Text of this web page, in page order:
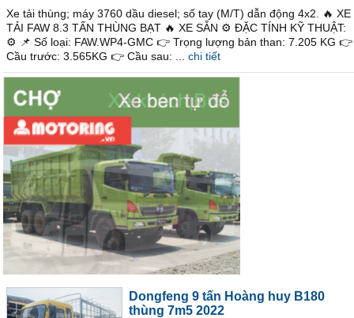
Xe tải thùng; máy 3760 dầu diesel; số tay (M/T) dẫn động 4x2. 🔥 XE
TẢI FAW 8.3 TẤN THÙNG BẠT 🔥 XE SẴN ⚙ ĐẶC TÍNH KỸ THUẬT:
⚙ 📌 Số loại: FAW.WP4-GMC 👉 Trọng lượng bản than: 7.205 KG 👉
Cầu trước: 3.565KG 👉 Cầu sau: ...
chi tiết
Dongfeng 9 tấn Hoàng huy B180
thùng 7m5 2022